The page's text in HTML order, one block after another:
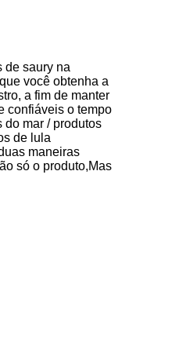
de saury na
você obtenha a
a fim de manter
confiáveis o tempo
do mar / produtos
de lula
maneiras
só o produto,Mas